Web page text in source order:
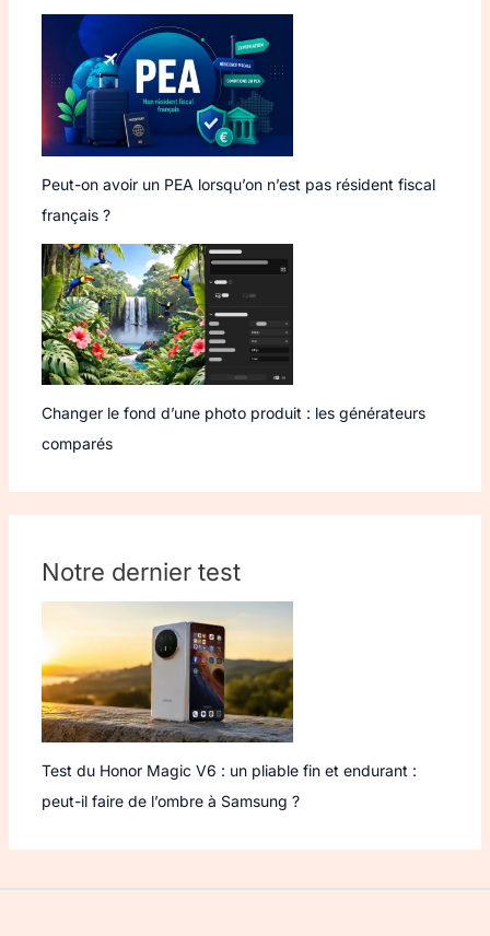
Peut-on avoir un PEA lorsqu’on n’est pas résident fiscal
français ?
Changer le fond d’une photo produit : les générateurs
comparés
Notre dernier test
Test du Honor Magic V6 : un pliable fin et endurant :
peut-il faire de l’ombre à Samsung ?